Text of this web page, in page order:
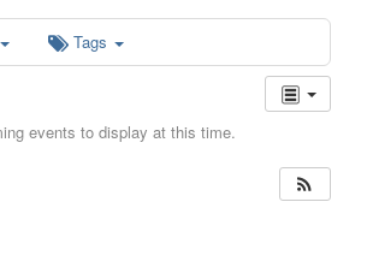
Tags
events to display at this time.